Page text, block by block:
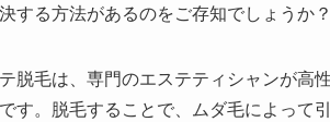
する方法があるのをご存知でしょうか？
脱毛は、専門のエステティシャンが高
す。脱毛することで、ムダ毛によって